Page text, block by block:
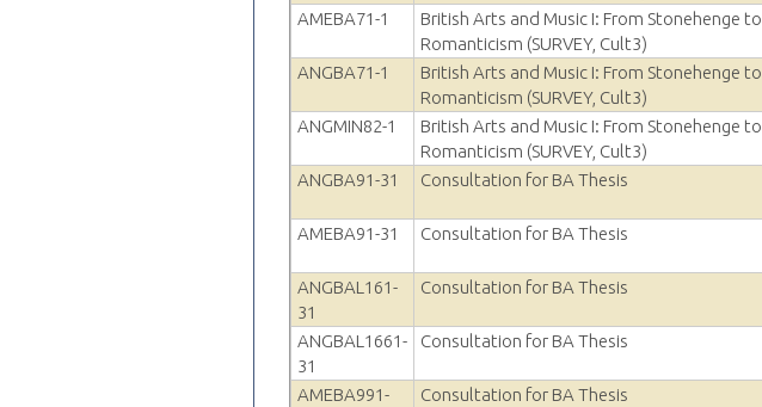
AMEBA71-1
British Arts and Music I: From Stonehenge to
Romanticism (SURVEY, Cult3)
ANGBA71-1
British Arts and Music I: From Stonehenge to
Romanticism (SURVEY, Cult3)
ANGMIN82-1
British Arts and Music I: From Stonehenge to
Romanticism (SURVEY, Cult3)
ANGBA91-31 Consultation for BA Thesis
AMEBA91-31 Consultation for BA Thesis
ANGBAL161-
31
Consultation for BA Thesis
ANGBAL1661-
31
Consultation for BA Thesis
AMEBA991-
Consultation for BA Thesis